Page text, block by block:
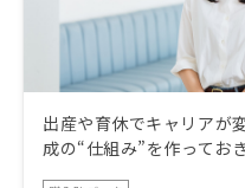
出産や育休でキャリアが
成の“仕組み”を作ってお